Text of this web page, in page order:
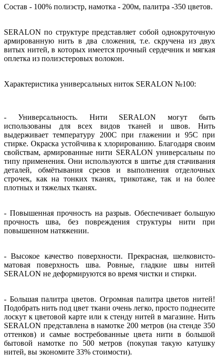
Состав - 100% полиэстр, намотка - 200м, палитра -350 цветов.
SERALON по структуре представляет собой однокруточную
армированную нить в два сложения, т.е. скручена из двух
витых нитей, в которых имеется прочный сердечник и мягкая
оплетка из полиэстеровых волокон.
Характеристика универсальных ниток SERALON №100:
- Универсальность. Нити SERALON могут быть
использованы для всех видов тканей и швов. Нить
выдерживает температуру 200С при глажении и 95С при
стирке. Окраска устойчива к хлорированию. Благодаря своим
свойствам, армированные нити SERALON универсальны по
типу применения. Они используются в шитье для стачивания
деталей, обмётывания срезов и выполнения отделочных
строчек, как на тонких тканях, трикотаже, так и на более
плотных и тяжелых тканях.
- Повышенная прочность на разрыв. Обеспечивает большую
прочность шва, без повреждения структуры нити при
повышенном натяжении.
- Высокое качество поверхности. Прекрасная, шелковисто-
матовая поверхность шва. Ровные, гладкие швы нитей
SERALON не деформируются во время чистки и стирки.
- Большая палитра цветов. Огромная палитра цветов нитей!
Подобрать нить под цвет ткани очень легко, просто поднесите
лоскут к цветовой карте или к стенду нитей в магазине. Нить
SERALON представлена в намотке 200 метров (на стенде 350
оттенков) и самые востребованные цвета нити в большой
бытовой намотке по 500 метров (покупая такую катушку
нитей, вы экономите 33% стоимости).